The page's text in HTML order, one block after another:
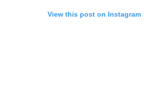
View this post on Instagram